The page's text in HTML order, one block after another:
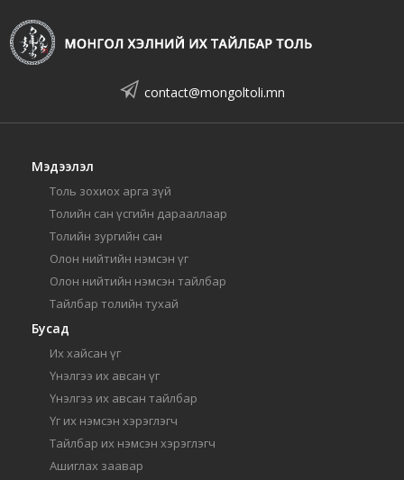
contact@mongoltoli.mn
Мэдээлэл
Толь зохиох арга зүй
Толийн сан үсгийн дарааллаар
Толийн зургийн сан
Олон нийтийн нэмсэн үг
Олон нийтийн нэмсэн тайлбар
Тайлбар толийн тухай
Бусад
Их хайсан үг
Үнэлгээ их авсан үг
Үнэлгээ их авсан тайлбар
Үг их нэмсэн хэрэглэгч
Тайлбар их нэмсэн хэрэглэгч
Ашиглах заавар